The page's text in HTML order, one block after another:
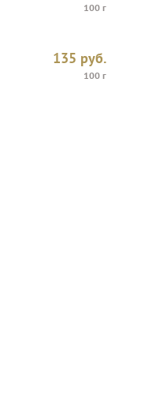
100 г
135 руб.
100 г